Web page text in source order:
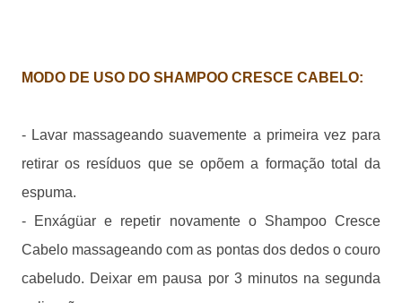
MODO DE USO DO SHAMPOO CRESCE CABELO:
- Lavar massageando suavemente a primeira vez para
retirar os resíduos que se opõem a formação total da
espuma.
- Enxágüar e repetir novamente o Shampoo Cresce
Cabelo massageando com as pontas dos dedos o couro
cabeludo. Deixar em pausa por 3 minutos na segunda